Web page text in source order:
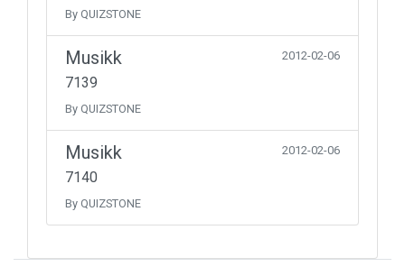
By QUIZSTONE
Musikk 2012-02-06
7139
By QUIZSTONE
Musikk 2012-02-06
7140
By QUIZSTONE